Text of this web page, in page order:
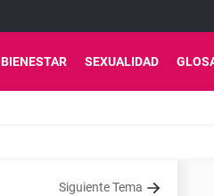
BIENESTAR SEXUALIDAD
Siguiente Tema